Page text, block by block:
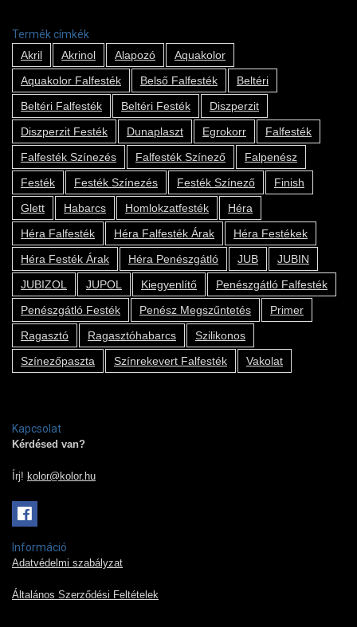
Termék címkék
Akril
Akrinol Alapozó
Aquakolor
Aquakolor Falfesték
Belső Falfesték
Beltéri
Beltéri Falfesték
Beltéri Festék
Diszperzit
Diszperzit Festék
Dunaplaszt Egrokorr
Falfesték
Falfesték Színezés
Falfesték Színező
Falpenész
Festék
Festék Színezés Festék Színező
Finish
Glett
Habarcs Homlokzatfesték
Héra
Héra Falfesték
Héra Falfesték Árak
Héra Festékek
Héra Festék Árak
Héra Penészgátló JUB
JUBIN
JUBIZOL
JUPOL Kiegyenlítő
Penészgátló Falfesték
Penészgátló Festék
Penész Megszűntetés
Primer
Ragasztó
Ragasztóhabarcs
Szilikonos
Színezőpaszta
Színrekevert Falfesték Vakolat
Kapcsolat
Kérdésed van?
Írj! kolor@kolor.hu
Információ
Adatvédelmi szabályzat
Általános Szerződési Feltételek